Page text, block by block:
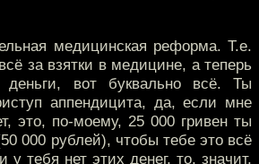
медицинская реформа. Т.е.
за взятки в медицине, а теперь
деньги, вот буквально всё. Ты
аппендицита, да, если мне
это, по-моему, 25 000 гривен ты
000 рублей), чтобы тебе это всё
тебя нет этих денег, то, значит,